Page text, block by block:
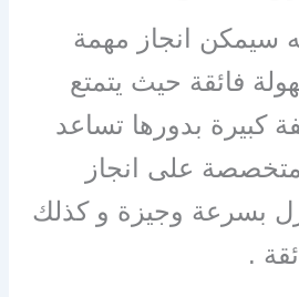
سيمكن انجاز مهمة
فائقة حيث يتمتع
كبيرة بدورها تساعد
على انجاز
بسرعة وجيزة و كذلك
.